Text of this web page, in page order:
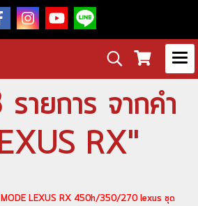
ายการ จากคำ
RX"
LEXUS RX 450h/350/270 lexus ชุด